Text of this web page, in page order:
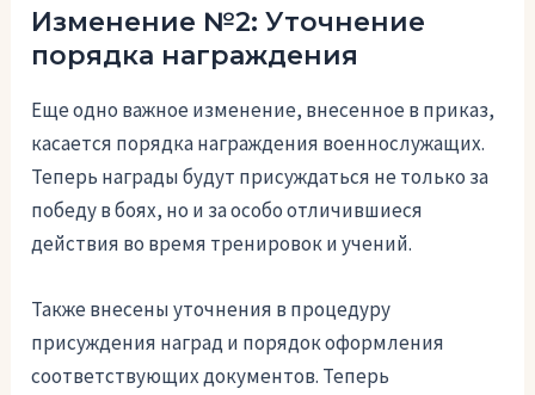
Изменение №2: Уточнение
порядка награждения
Еще одно важное изменение, внесенное в приказ,
касается порядка награждения военнослужащих.
Теперь награды будут присуждаться не только за
победу в боях, но и за особо отличившиеся
действия во время тренировок и учений.
Также внесены уточнения в процедуру
присуждения наград и порядок оформления
соответствующих документов. Теперь